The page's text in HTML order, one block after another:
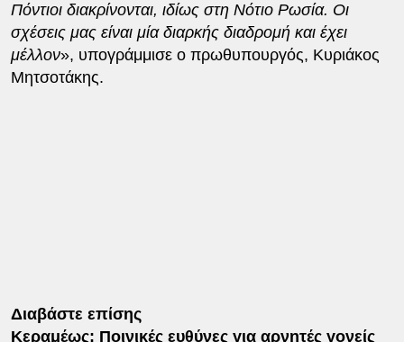
Πόντιοι διακρίνονται, ιδίως στη Νότιο Ρωσία. Οι
σχέσεις μας είναι μία διαρκής διαδρομή και έχει
μέλλον», υπογράμμισε ο πρωθυπουργός, Κυριάκος
Μητσοτάκης.
Διαβάστε επίσης
Κεραμέως: Ποινικές ευθύνες για αρνητές γονείς